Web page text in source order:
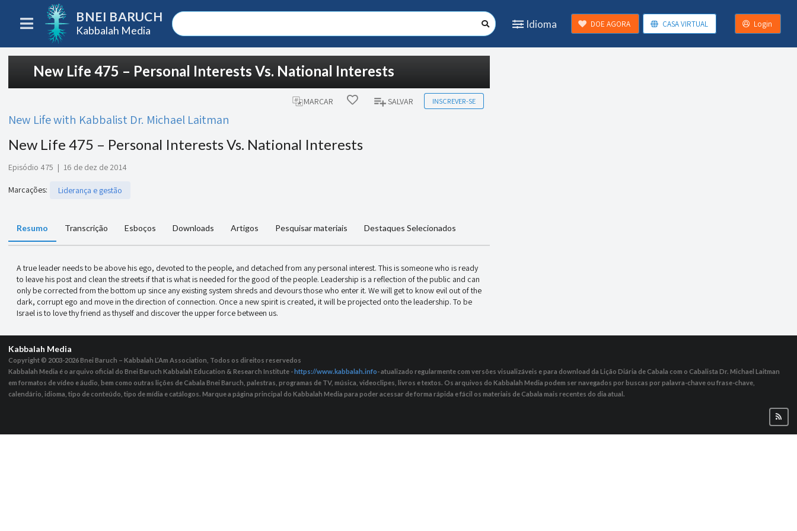
BNEI BARUCH
Kabbalah Media
Idioma DOE AGORA CASA VIRTUAL Login
New Life 475 – Personal Interests Vs. National Interests
MARCAR SALVAR INSCREVER-SE
New Life with Kabbalist Dr. Michael Laitman
New Life 475 – Personal Interests Vs. National Interests
Episódio 475 | 16 de dez de 2014
Marcações: Liderança e gestão
Resumo Transcrição Esboços Downloads Artigos Pesquisar materiais Destaques Selecionados
A true leader needs to be above his ego, devoted to the people, and detached from any personal interest. This is someone who is ready
to leave his post and clean the streets if that is what is needed for the good of the people. Leadership is a reflection of the public and can
only be corrected from the bottom up since any existing system shreds and devours those who enter it. We will get to know evil out of the
dark, corrupt ego and move in the direction of connection. Once a new spirit is created, it will be projected onto the leadership. To be
Israel is to love thy friend as thyself and discover the upper force between us.
Kabbalah Media
Copyright © 2003-2026Bnei Baruch – Kabbalah L’Am Association, Todos os direitos reservedos
Kabbalah Media é o arquivo oficial do Bnei Baruch Kabbalah Education & Research Institute -https://www.kabbalah.info- atualizado regularmente com versões visualizáveis ​​e para download da Lição Diária de Cabala com o Cabalista Dr. Michael Laitman
em formatos de vídeo e áudio, bem como outras lições de Cabala Bnei Baruch, palestras, programas de TV, música, videoclipes, livros e textos. Os arquivos do Kabbalah Media podem ser navegados por buscas por palavra-chave ou frase-chave,
calendário, idioma, tipo de conteúdo, tipo de mídia e catálogos. Marque a página principal do Kabbalah Media para poder acessar de forma rápida e fácil os materiais de Cabala mais recentes do dia atual.